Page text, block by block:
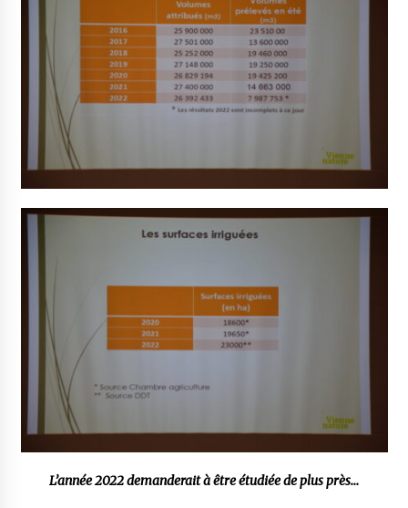
L’année 2022 demanderait à être étudiée de plus près…